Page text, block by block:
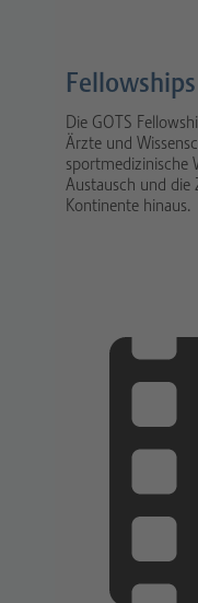
Fellowships
Die GOTS
Ärzte und
sportmedizinische
Austausch und die
Kontinente hinaus.